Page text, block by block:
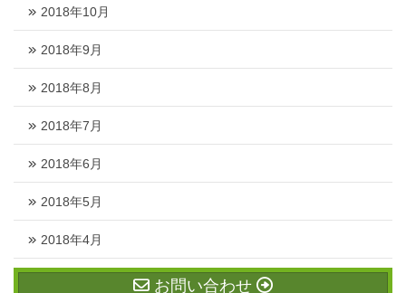
2018年10月
2018年9月
2018年8月
2018年7月
2018年6月
2018年5月
2018年4月
お問い合わせ